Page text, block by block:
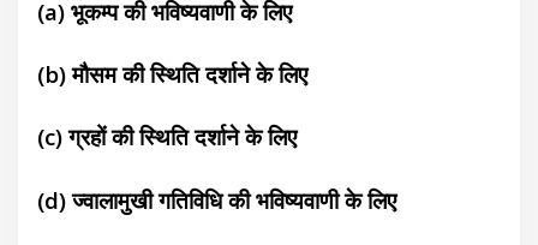
(a) भूकम्प की भविष्यवाणी के लिए
(b) मौसम की स्थिति दर्शाने के लिए
(c) ग्रहों की स्थिति दर्शाने के लिए
(d) ज्वालामुखी गतिविधि की भविष्यवाणी के लिए